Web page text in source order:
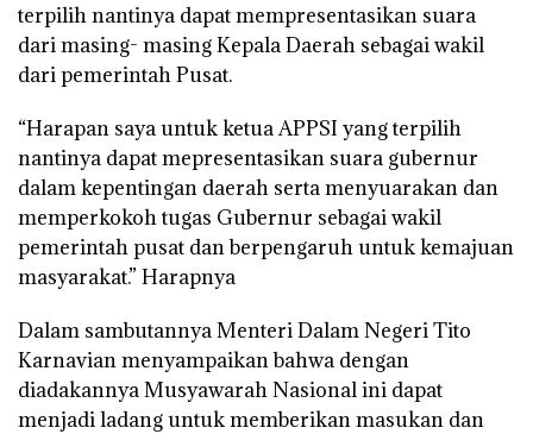
terpilih nantinya dapat mempresentasikan suara
dari masing- masing Kepala Daerah sebagai wakil
dari pemerintah Pusat.
“Harapan saya untuk ketua APPSI yang terpilih
nantinya dapat mepresentasikan suara gubernur
dalam kepentingan daerah serta menyuarakan dan
memperkokoh tugas Gubernur sebagai wakil
pemerintah pusat dan berpengaruh untuk kemajuan
masyarakat.” Harapnya
Dalam sambutannya Menteri Dalam Negeri Tito
Karnavian menyampaikan bahwa dengan
diadakannya Musyawarah Nasional ini dapat
menjadi ladang untuk memberikan masukan dan